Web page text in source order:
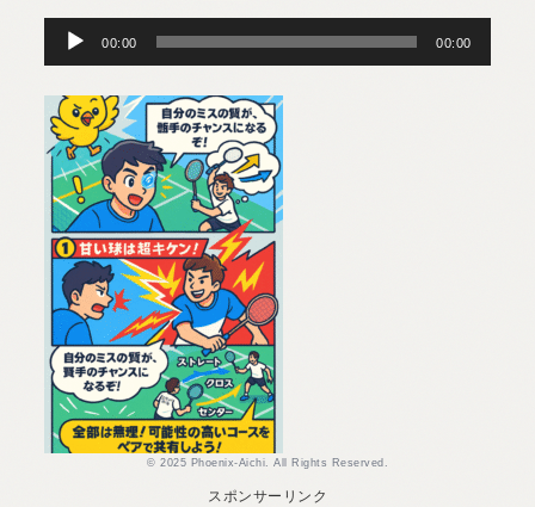
プ
ー
ー
00:00 00:00
© 2025 Phoenix-Aichi. All Rights Reserved.
スポンサーリンク